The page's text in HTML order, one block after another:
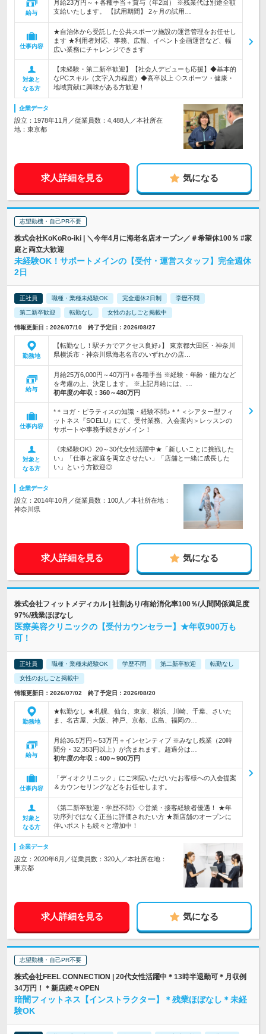
給与
月給23万円～＋各種手当＋賞与（年2回） ※残業代は別途全額
支給いたします。 【試用期間】 2ヶ月の試用…
仕事内容
★自治体から受託した公共スポーツ施設の運営管理をお任せし
ます ★利用者対応、事務、広報、イベント企画運営など、幅
広い業務にチャレンジできます
対象と
なる方
【未経験・第二新卒歓迎】【社会人デビューも応援】◆基本的
なPCスキル（文字入力程度）◆高卒以上 ◇スポーツ・健康・
地域貢献に興味がある方歓迎！
企業データ
設立：1978年11月／従業員数：4,488人／本社所在
地：東京都
求人詳細を見る 気になる
志望動機・自己PR不要
株式会社KoKoRo-iki | ＼今年4月に海老名店オープン／＃希望休100％ #家
庭と両立大歓迎
未経験OK！サポートメインの【受付・運営スタッフ】完全週休
2日
正社員 職種・業種未経験OK 完全週休2日制 学歴不問
第二新卒歓迎 転勤なし 女性のおしごと掲載中
情報更新日：2026/07/10 終了予定日：2026/08/27
勤務地
【転勤なし！駅チカでアクセス良好♪】 東京都大田区・神奈川
県横浜市・神奈川県海老名市のいずれかの店…
給与
月給25万6,000円～40万円＋各種手当 ※経験・年齢・能力など
を考慮の上、決定します。 ※上記月給には、…
初年度の年収： 360～480万円
仕事内容
*＊ヨガ・ピラティスの知識・経験不問♪＊* ＜シアター型フィ
ットネス『SOELU』にて、受付業務、入会案内＞レッスンの
サポートや事務手続きがメイン！
対象と
なる方
《未経験OK》20～30代女性活躍中★「新しいことに挑戦した
い」「仕事と家庭を両立させたい」「店舗と一緒に成長した
い」という方歓迎◎
企業データ
設立：2014年10月／従業員数：100人／本社所在地：
神奈川県
求人詳細を見る 気になる
株式会社フィットメディカル | 社割あり/有給消化率100％/人間関係満足度
97%/残業ほぼなし
医療美容クリニックの【受付カウンセラー】★年収900万も
可！
正社員 職種・業種未経験OK 学歴不問 第二新卒歓迎 転勤なし
女性のおしごと掲載中
情報更新日：2026/07/02 終了予定日：2026/08/20
勤務地
★転勤なし ★札幌、仙台、東京、横浜、川崎、千葉、さいた
ま、名古屋、大阪、神戸、京都、広島、福岡の…
給与
月給36.5万円～53万円＋インセンティブ ※みなし残業（20時
間分・32,353円以上）が含まれます。超過分は…
初年度の年収： 400～900万円
仕事内容
「ディオクリニック」にご来院いただいたお客様への入会提案
＆カウンセリングなどをお任せします。
対象と
なる方
《第二新卒歓迎・学歴不問》◇営業・接客経験者優遇！ ★年
功序列ではなく正当に評価されたい方 ★新店舗のオープンに
伴いポストも続々と増加中！
企業データ
設立：2020年6月／従業員数：320人／本社所在地：
東京都
求人詳細を見る 気になる
志望動機・自己PR不要
株式会社FEEL CONNECTION | 20代女性活躍中＊13時半退勤可＊月収例
34万円！＊新店続々OPEN
暗闇フィットネス【インストラクター】＊残業ほぼなし＊未経
験OK